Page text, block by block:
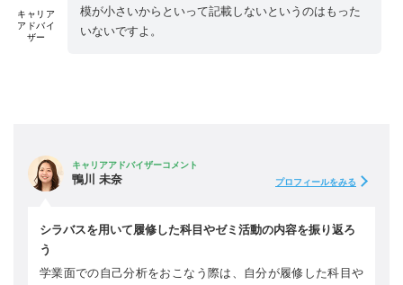
キャリア
アドバイ
ザー
模が小さいからといって記載しないというのはもった
いないですよ。
キャリアアドバイザーコメント
鴨川 未奈 プロフィールをみる
シラバスを用いて履修した科目やゼミ活動の内容を振り返ろ
う
学業面での自己分析をおこなう際は、自分が履修した科目や